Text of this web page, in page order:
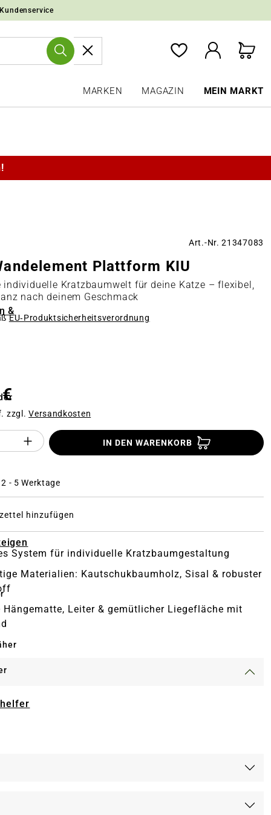
MARKEN MAGAZIN MEIN MARKT
&
Art.-Nr. 21347083
Plattform KIU
individuelle Kratzbaumwelt für deine Katze – flexibel,
nach deinem Geschmack
EU‑Produktsicherheitsverordnung
zzgl.Versandkosten
des Produktes "%product%":
IN DEN WARENKORB
- 5 Werktage
hinzufügen
System für individuelle Kratzbaumgestaltung
Materialien: Kautschukbaumholz, Sisal & robuster
Hängematte, Leiter & gemütlicher Liegefläche mit